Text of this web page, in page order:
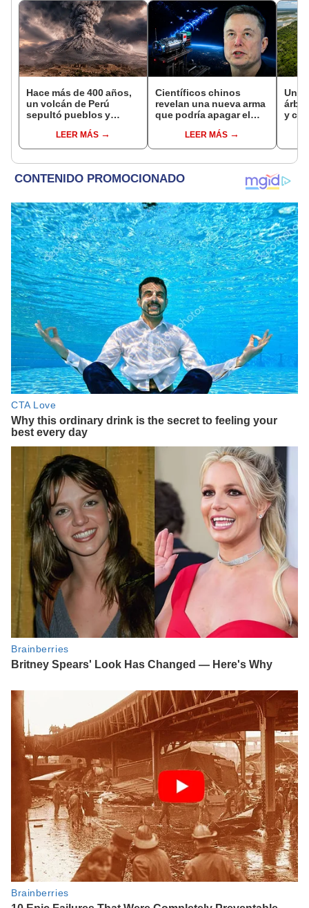
Hace más de 400 años,
un volcán de Perú
sepultó pueblos y
veranos más fríos de la
historia: sigue bajo
LEER MÁS
Científicos chinos
revelan una nueva arma
que podría apagar el
afectar redes como
Starlink de Elon Musk
LEER MÁS
Un
y
de